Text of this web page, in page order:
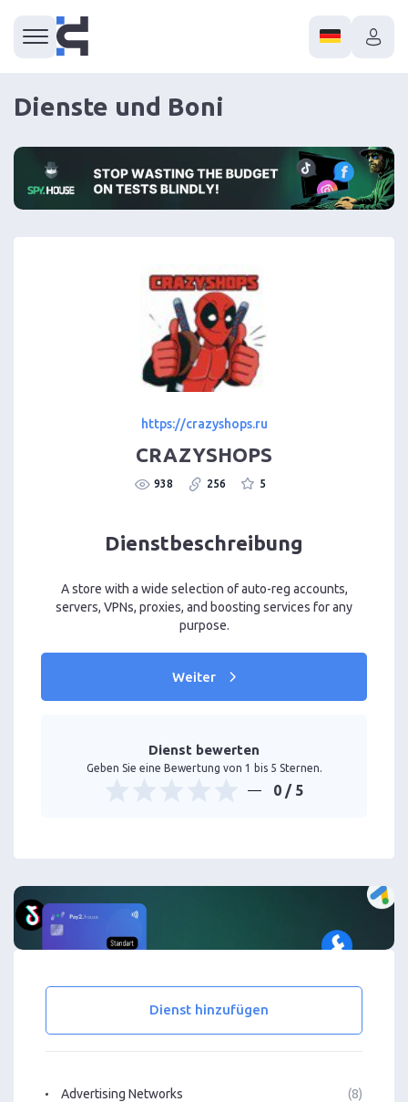
Dienste und Boni
https://crazyshops.ru
CRAZYSHOPS
938 256 5
Dienstbeschreibung
A store with a wide selection of auto-reg accounts,
servers, VPNs, proxies, and boosting services for any
purpose.
Weiter
Dienst bewerten
Geben Sie eine Bewertung von 1 bis 5 Sternen.
0 / 5
Dienst hinzufügen
Advertising Networks (8)